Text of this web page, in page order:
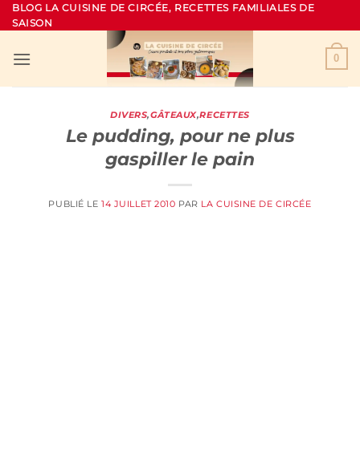
Passer
au
BLOG LA CUISINE DE CIRCÉE, RECETTES FAMILIALES DE
SAISON
0
DIVERS,GÂTEAUX,RECETTES
Le pudding, pour ne plus
gaspiller le pain
PUBLIÉ LE14 JUILLET 2010 PAR LA CUISINE DE CIRCÉE